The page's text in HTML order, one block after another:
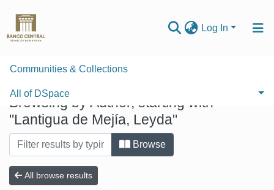
Log In
Communities & Collections
All of DSpace
Home Browse by Author
Browsing by Author, starting with
"Lantigua de Mejía, Leyda"
Browse
All browse results